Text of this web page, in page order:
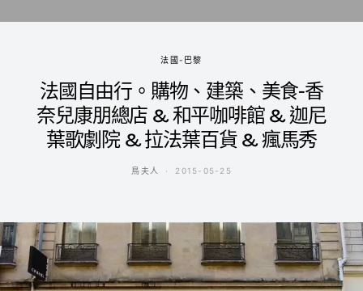
法國-巴黎
法國自由行。購物、建築、美食-香
奈兒康朋總店 & 和平咖啡館 & 迦尼
葉歌劇院 & 拉法葉百貨 & 瘋馬秀
鳥夫人 2015-05-25